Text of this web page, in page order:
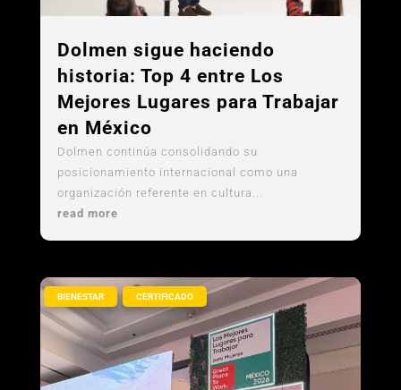
Dolmen sigue haciendo
historia: Top 4 entre Los
Mejores Lugares para Trabajar
en México
Dolmen continúa consolidando su
posicionamiento internacional como una
organización referente en cultura...
read more
BIENESTAR CERTIFICADO